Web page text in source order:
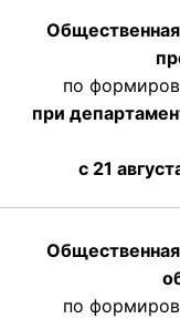
по
при
с 21
по